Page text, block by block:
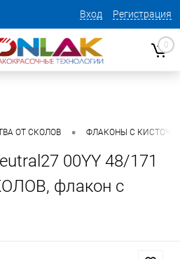
Вход Регистрация
0
ОТ СКОЛОВ • ФЛАКОНЫ С
00YY 48/171
флакон с